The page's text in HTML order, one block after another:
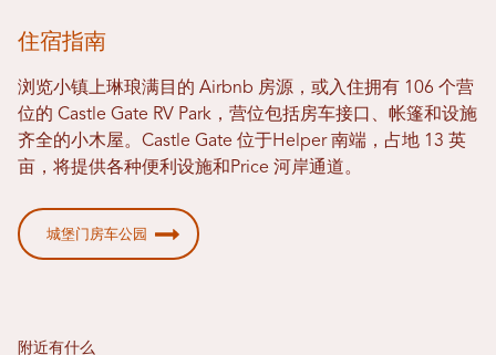
住宿指南
浏览小镇上琳琅满目的 Airbnb 房源，或入住拥有 106 个营
位的 Castle Gate RV Park，营位包括房车接口、帐篷和设施
齐全的小木屋。Castle Gate 位于Helper 南端，占地 13 英
亩，将提供各种便利设施和Price 河岸通道。
城堡门房车公园
附近有什么